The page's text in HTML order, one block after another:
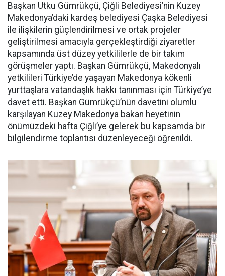
Başkan Utku Gümrükçü, Çiğli Belediyesi’nin Kuzey
Makedonya’daki kardeş belediyesi Çaşka Belediyesi
ile ilişkilerin güçlendirilmesi ve ortak projeler
geliştirilmesi amacıyla gerçekleştirdiği ziyaretler
kapsamında üst düzey yetkililerle de bir takım
görüşmeler yaptı. Başkan Gümrükçü, Makedonyalı
yetkilileri Türkiye’de yaşayan Makedonya kökenli
yurttaşlara vatandaşlık hakkı tanınması için Türkiye’ye
davet etti. Başkan Gümrükçü’nün davetini olumlu
karşılayan Kuzey Makedonya bakan heyetinin
önümüzdeki hafta Çiğli’ye gelerek bu kapsamda bir
bilgilendirme toplantısı düzenleyeceği öğrenildi.